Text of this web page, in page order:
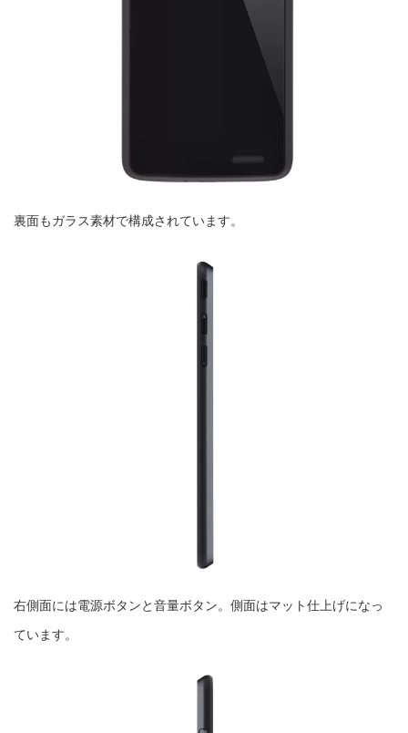
裏面もガラス素材で構成されています。
右側面には電源ボタンと音量ボタン。側面はマット仕上げになっ
ています。